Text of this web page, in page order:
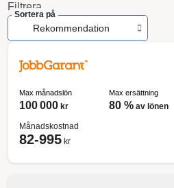
Filtrera
Sortera på
Rekommendation
Max månadslön
100 000 kr
Max ersättning
80 %av lönen
Månadskostnad
82-995 kr